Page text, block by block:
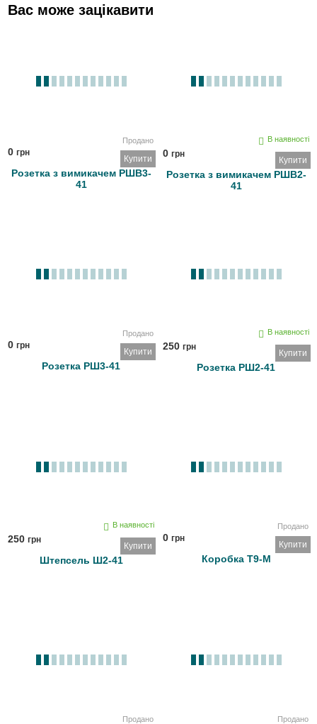
Вас може зацікавити
Продано
0 грн
Купити
Розетка з вимикачем РШВ3-
41
В наявності
0 грн
Купити
Розетка з вимикачем РШВ2-
41
Продано
0 грн
Купити
Розетка РШ3-41
В наявності
250 грн
Купити
Розетка РШ2-41
В наявності
250 грн
Купити
Штепсель Ш2-41
Продано
0 грн
Купити
Коробка Т9-М
Продано Продано